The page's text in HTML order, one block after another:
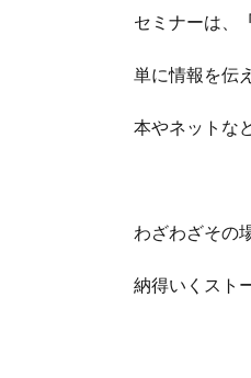
セミナーは、
単に情報を伝
本やネットな
わざわざその
納得いくスト